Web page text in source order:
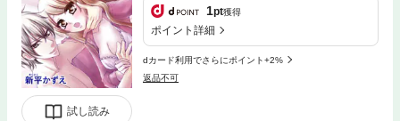
試し読み
1pt獲得
ポイント詳細
dカード利用でさらにポイント+2%
返品不可